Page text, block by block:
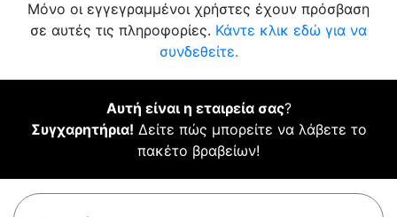
Μόνο οι εγγεγραμμένοι χρήστες έχουν πρόσβαση
σε αυτές τις πληροφορίες. Κάντε κλικ εδώ για να
συνδεθείτε.
Αυτή είναι η εταιρεία σας?
Συγχαρητήρια! Δείτε πώς μπορείτε να λάβετε το
πακέτο βραβείων!